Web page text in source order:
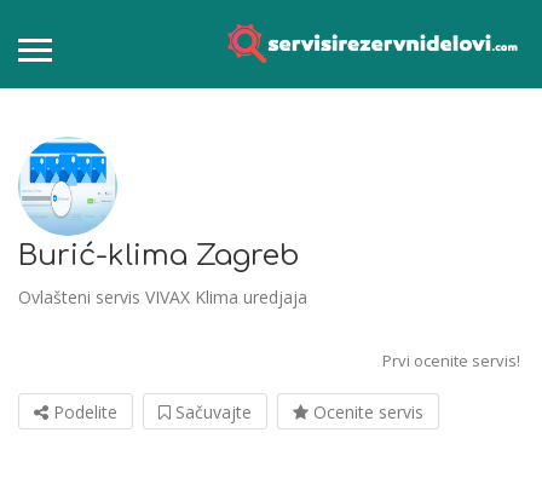
Burić-klima Zagreb
Ovlašteni servis VIVAX Klima uredjaja
Prvi ocenite servis!
Podelite Sačuvajte Ocenite servis